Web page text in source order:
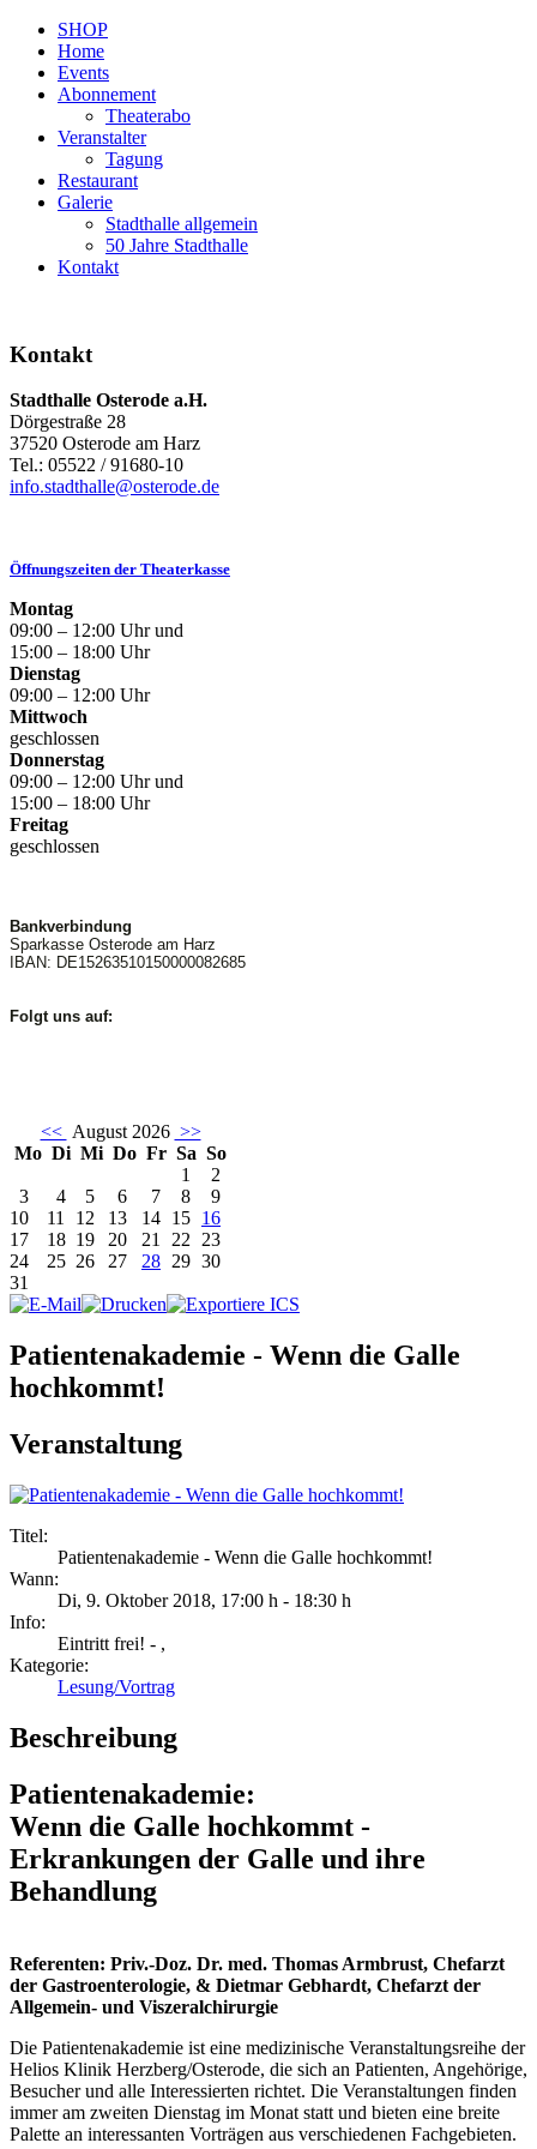
SHOP
Home
Events
Abonnement
Theaterabo
Veranstalter
Tagung
Restaurant
Galerie
Stadthalle allgemein
50 Jahre Stadthalle
Kontakt
Kontakt
Stadthalle Osterode a.H.
Dörgestraße 28
37520 Osterode am Harz
Tel.: 05522 / 91680-10
info.stadthalle@osterode.de
Öffnungszeiten der Theaterkasse
Montag
09:00 – 12:00 Uhr und
15:00 – 18:00 Uhr
Dienstag
09:00 – 12:00 Uhr
Mittwoch
geschlossen
Donnerstag
09:00 – 12:00 Uhr und
15:00 – 18:00 Uhr
Freitag
geschlossen
Bankverbindung
Sparkasse Osterode am Harz
IBAN: DE15263510150000082685
Folgt uns auf:
<< August 2026 >>
Mo Di Mi Do Fr Sa So
1
2
3
4 5 6 7 8
9
10
11 12 13 14 15 16
17
18 19 20 21 22 23
24
25 26 27 28 29 30
31
Patientenakademie - Wenn die Galle
hochkommt!
Veranstaltung
Titel:
Patientenakademie - Wenn die Galle hochkommt!
Wann:
Di, 9. Oktober 2018, 17:00 h - 18:30 h
Info:
Eintritt frei! - ,
Kategorie:
Lesung/Vortrag
Beschreibung
Patientenakademie:
Wenn die Galle hochkommt -
Erkrankungen der Galle und ihre
Behandlung
Referenten: Priv.-Doz. Dr. med. Thomas Armbrust, Chefarzt
der Gastroenterologie, & Dietmar Gebhardt, Chefarzt der
Allgemein- und Viszeralchirurgie
Die Patientenakademie ist eine medizinische Veranstaltungsreihe der
Helios Klinik Herzberg/Osterode, die sich an Patienten, Angehörige,
Besucher und alle Interessierten richtet. Die Veranstaltungen finden
immer am zweiten Dienstag im Monat statt und bieten eine breite
Palette an interessanten Vorträgen aus verschiedenen Fachgebieten.